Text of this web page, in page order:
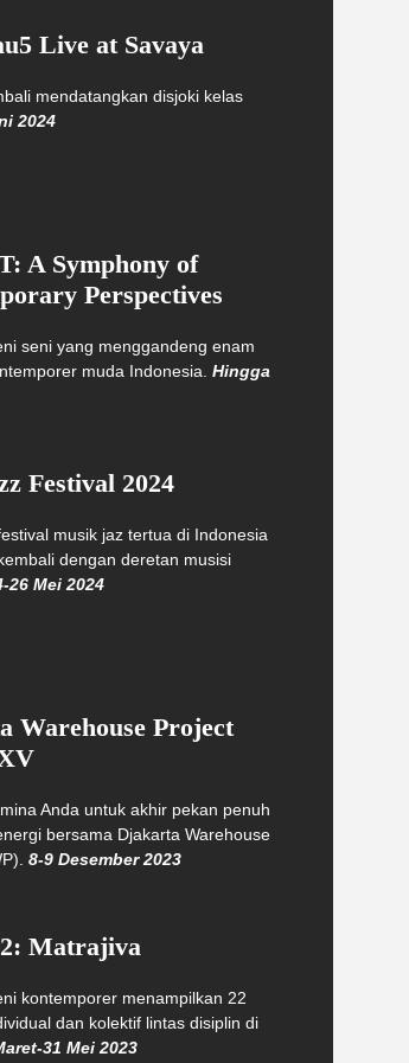
Live at Savaya
mendatangkan disjoki kelas
2024
A Symphony of
Perspectives
seni yang menggandeng enam
muda Indonesia. Hingga
Festival 2024
musik jaz tertua di Indonesia
dengan deretan musisi
26 Mei 2024
Warehouse Project
Anda untuk akhir pekan penuh
bersama Djakarta Warehouse
8-9 Desember 2023
Matrajiva
kontemporer menampilkan 22
dan kolektif lintas disiplin di
31 Mei 2023